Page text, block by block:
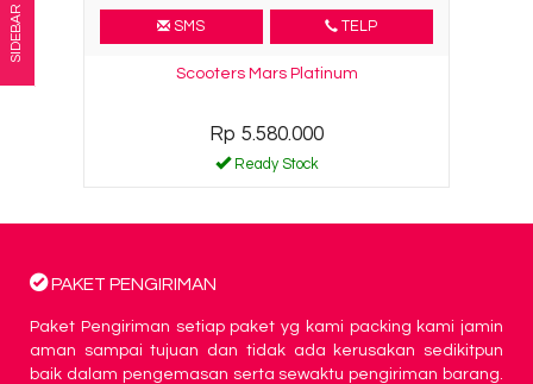
SMS TELP
Scooters Mars Platinum
Rp 5.580.000
Ready Stock
PAKET PENGIRIMAN
Paket Pengiriman setiap paket yg kami packing kami jamin
aman sampai tujuan dan tidak ada kerusakan sedikitpun
baik dalam pengemasan serta sewaktu pengiriman barang.
SIDEBAR